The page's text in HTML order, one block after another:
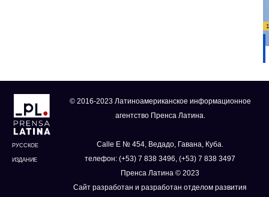
РУССКОЕ
ИЗДАНИЕ
© 2016-2023 Латиноамериканское информационное
агентство Пренса Латина.
Calle E № 454, Ведадо, Гавана, Куба.
телефон: (+53) 7 838 3496, (+53) 7 838 3497
Пренса Латина © 2023
Сайт разработан и разработан отделом развития